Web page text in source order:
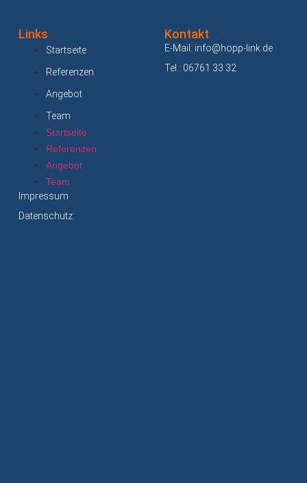
Links
Startseite
Referenzen
Angebot
Team
Startseite
Referenzen
Angebot
Team
Impressum
Datenschutz
Kontakt
E-Mail: info@hopp-link.de
Tel.: 06761 33 32